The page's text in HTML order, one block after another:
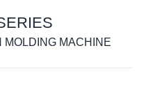
MOLDING MACHINE